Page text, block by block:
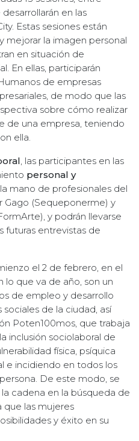
en las
Estas sesiones están
mejorar la imagen personal
en situación de
En ellas, participarán
de empresas
de modo que las
sobre cómo realizar
de una empresa, teniendo
ella.
, las participantes en las
personal y
mano de profesionales del
Gago (Sequeponerme) y
y podrán llevarse
futuras entrevistas de
el 2 de febrero, en el
que va de año, son un
de empleo y desarrollo
de la ciudad, así
Poten100mos, que trabaja
inclusión sociolaboral de
física, psíquica
e incidiendo en todos los
De este modo, se
cadena en la búsqueda de
que las mujeres
y éxito en su